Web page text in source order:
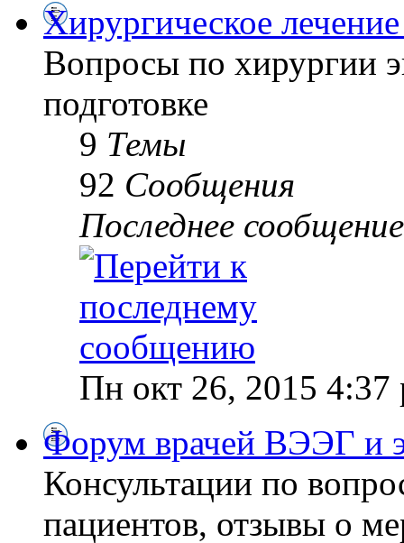
Хирургическое
Вопросы по хирургии
подготовке
9 Темы
92 Сообщения
Последнее сообщение
Пн окт 26, 2015 4:37
Форум врачей ВЭЭГ и
Консультации по
пациентов, отзывы о